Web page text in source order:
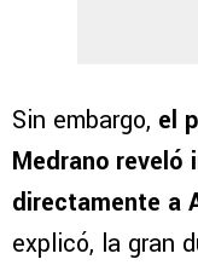
Sin embargo, el
Medrano reveló
directamente a
explicó, la gran